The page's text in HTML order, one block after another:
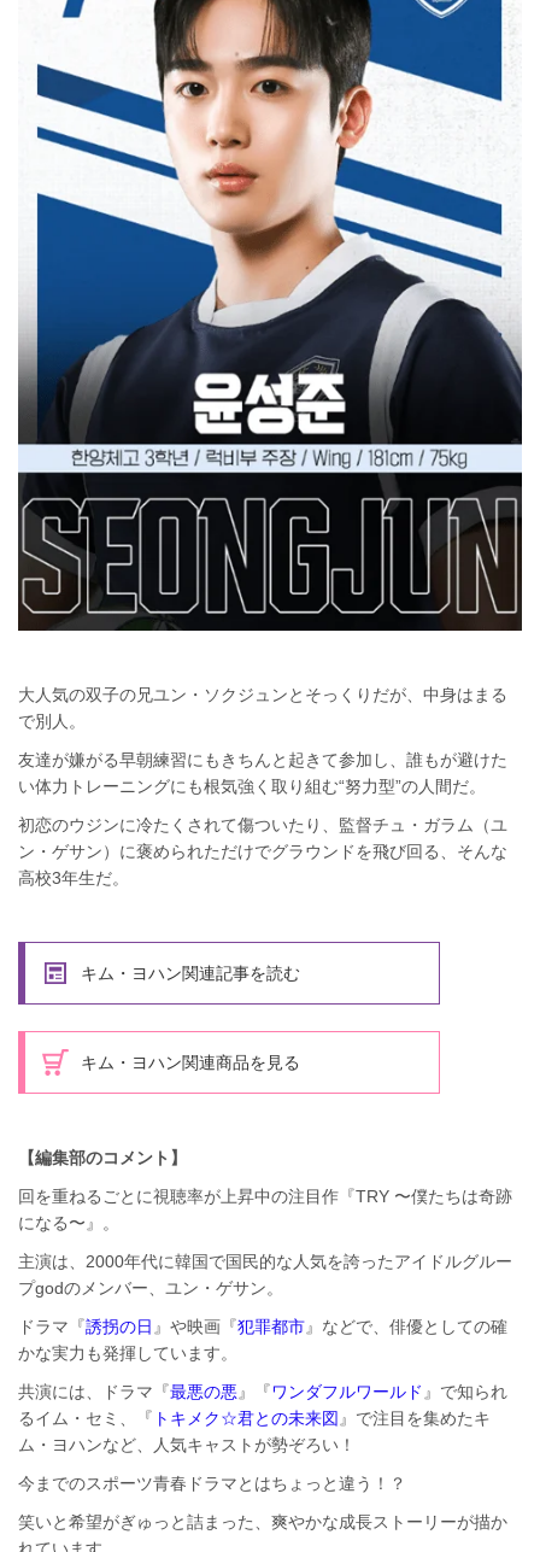
大人気の双子の兄ユン・ソクジュンとそっくりだが、中身はまる
で別人。
友達が嫌がる早朝練習にもきちんと起きて参加し、誰もが避けた
い体力トレーニングにも根気強く取り組む“努力型”の人間だ。
初恋のウジンに冷たくされて傷ついたり、監督チュ・ガラム（ユ
ン・ゲサン）に褒められただけでグラウンドを飛び回る、そんな
高校3年生だ。
キム・ヨハン関連記事を読む
キム・ヨハン関連商品を見る
【編集部のコメント】
回を重ねるごとに視聴率が上昇中の注目作『TRY 〜僕たちは奇跡
になる〜』。
主演は、2000年代に韓国で国民的な人気を誇ったアイドルグルー
プgodのメンバー、ユン・ゲサン。
ドラマ『誘拐の日 』や映画『犯罪都市』などで、俳優としての確
かな実力も発揮しています。
共演には、ドラマ『最悪の悪』『ワンダフルワールド 』で知られ
るイム・セミ、『 トキメク☆君との未来図 』で注目を集めたキ
ム・ヨハンなど、人気キャストが勢ぞろい！
今までのスポーツ青春ドラマとはちょっと違う！？
笑いと希望がぎゅっと詰まった、爽やかな成長ストーリーが描か
れています。